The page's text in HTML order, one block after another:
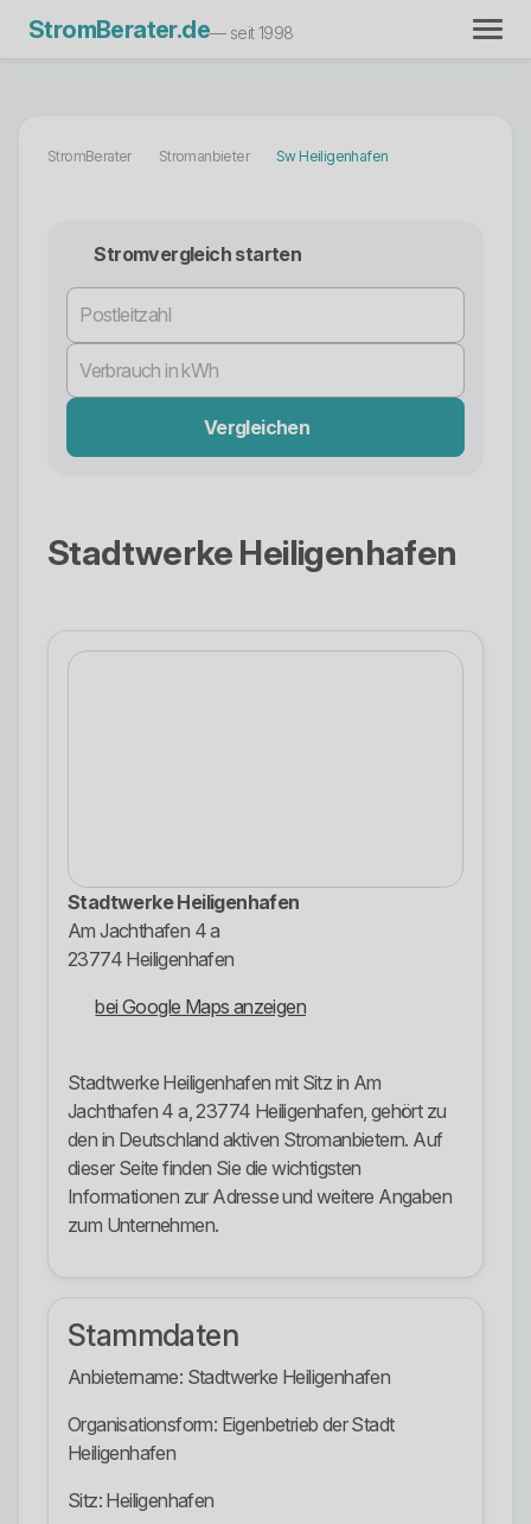
StromBerater.de— seit 1998
StromBerater Stromanbieter Sw Heiligenhafen
Stromvergleich starten
Vergleichen
Stadtwerke Heiligenhafen
Stadtwerke Heiligenhafen
Am Jachthafen 4 a
23774 Heiligenhafen
bei Google Maps anzeigen
Stadtwerke Heiligenhafen mit Sitz in Am
Jachthafen 4 a, 23774 Heiligenhafen, gehört zu
den in Deutschland aktiven Stromanbietern. Auf
dieser Seite finden Sie die wichtigsten
Informationen zur Adresse und weitere Angaben
zum Unternehmen.
Stammdaten
Anbietername: Stadtwerke Heiligenhafen
Organisationsform: Eigenbetrieb der Stadt
Heiligenhafen
Sitz: Heiligenhafen